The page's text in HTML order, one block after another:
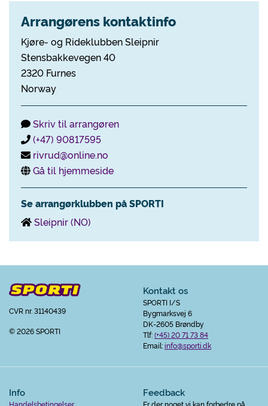
Arrangørens kontaktinfo
Kjøre- og Rideklubben Sleipnir
Stensbakkevegen 40
2320 Furnes
Norway
Skriv til arrangøren
(+47) 90817595
rivrud@online.no
Gå til hjemmeside
Se arrangørklubben på SPORTI
Sleipnir (NO)
CVR nr. 31140439
© 2026 SPORTI
Kontakt os
SPORTI I/S
Bygmarksvej 6
DK-2605 Brøndby
Tlf:(+45) 20 71 73 84
Email:info@sporti.dk
Info
Handelsbetingelser
Feedback
Er der noget vi kan forbedre på